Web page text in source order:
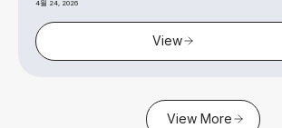
4월 24, 2026
View
View More